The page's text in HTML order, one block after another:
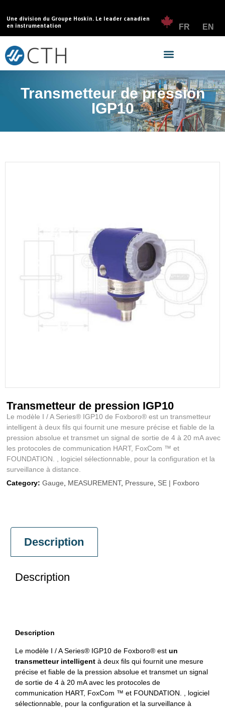
Une division du Groupe Hoskin. Le leader canadien
en instrumentation
FR EN
Transmetteur de pression
IGP10
Transmetteur de pression IGP10
Le modèle I / A Series® IGP10 de Foxboro® est un transmetteur
intelligent à deux fils qui fournit une mesure précise et fiable de la
pression absolue et transmet un signal de sortie de 4 à 20 mA avec
les protocoles de communication HART, FoxCom ™ et
FOUNDATION. , logiciel sélectionnable, pour la configuration et la
surveillance à distance.
Category: Gauge MEASUREMENT, Pressure SE | Foxboro
Description
Description
Description
Le modèle I / A Series® IGP10 de Foxboro® est un
transmetteur intelligent à deux fils qui fournit une mesure
précise et fiable de la pression absolue et transmet un signal
de sortie de 4 à 20 mA avec les protocoles de
communication HART, FoxCom ™ et FOUNDATION. , logiciel
sélectionnable, pour la configuration et la surveillance à